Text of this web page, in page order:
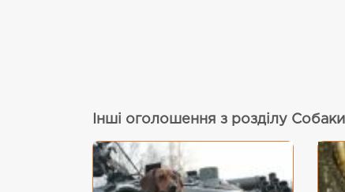
Інші оголошення з розділу Собаки